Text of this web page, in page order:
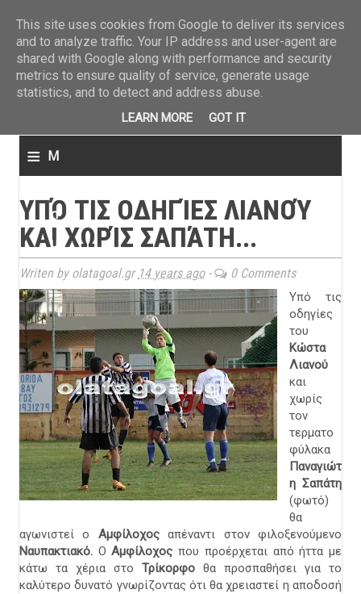
≡ M
n
u
ΥΠΌ ΤΙΣ ΟΔΗΓΊΕΣ ΛΙΑΝΟΎ
ΚΑΙ ΧΩΡΊΣ ΣΑΠΆΤΗ...
Writen by olatagoal.gr 14 years ago- 0 Comments
Υπό τις
οδηγίες
του
Κώστα
Λιανού
και
χωρίς
τον
τερματο
φύλακα
Παναγιώτ
η Σαπάτη
(φωτό)
θα
αγωνιστεί ο Αμφίλοχοςαπέναντι στον φιλοξενούμενο
Ναυπακτιακό. ΟΑμφίλοχος που προέρχεται από ήττα με
κάτω τα χέρια στο Τρίκορφο θα προσπαθήσει για το
καλύτερο δυνατό γνωρίζοντας ότι θα χρειαστεί η αποδοσή
This site uses cookies from Google to deliver its services
and to analyze traffic. Your IP address and user-agent are
shared with Google along with performance and security
metrics to ensure quality of service, generate usage
statistics, and to detect and address abuse.
LEARN MORE GOT IT